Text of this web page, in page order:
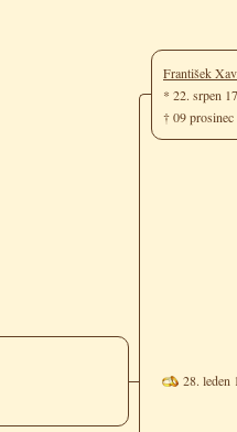
František
* 22. srpen
† 09
28. leden